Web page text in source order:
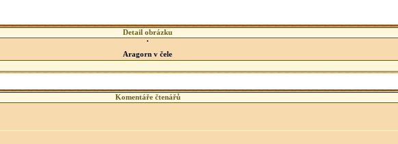
Detail obrázku
Aragorn v čele
Komentáře čtenářů